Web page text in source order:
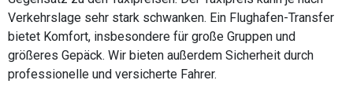
Verkehrslage sehr stark schwanken. Ein Flughafen-Transfer
bietet Komfort, insbesondere für große Gruppen und
größeres Gepäck. Wir bieten außerdem Sicherheit durch
professionelle und versicherte Fahrer.